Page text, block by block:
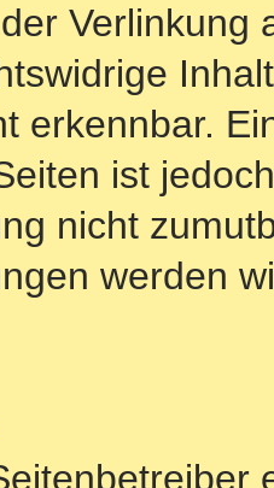
Verlinkung
erkennbar.
ist
nicht
werden